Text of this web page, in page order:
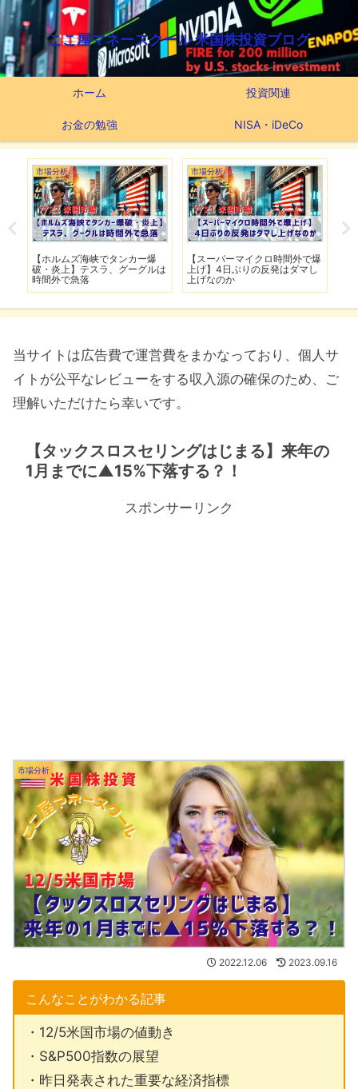
ここ屋マネースクール 米国株投資ブログ
ホーム 投資関連
お金の勉強 NISA・iDeCo
つみたてNISA
【新NISAの投資先はこれだ】
つみたてNISA63ヶ月間の運用
実績
市場分析
【米軍が7夜連続でイラン攻
撃】イランは全面的攻勢作戦に
移行
当サイトは広告費で運営費をまかなっており、個人サ
イトが公平なレビューをする収入源の確保のため、ご
理解いただけたら幸いです。
【タックスロスセリングはじまる】来年の
1月までに▲15%下落する？！
スポンサーリンク
市場分析
2022.12.06 2023.09.16
こんなことがわかる記事
・12/5米国市場の値動き
・S&P500指数の展望
・昨日発表された重要な経済指標